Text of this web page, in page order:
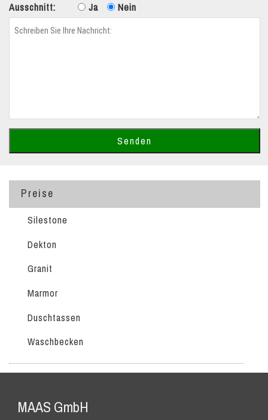
Ausschnitt:
Ja Nein
Preise
Silestone
Dekton
Granit
Marmor
Duschtassen
Waschbecken
MAAS GmbH